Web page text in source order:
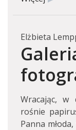
Elżbieta
Wracając, w
rośnie
Panna